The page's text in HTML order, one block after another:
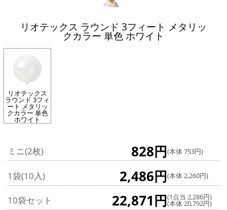
リオテックス ラウンド 3フィート メタリッ
クカラー 単色 ホワイト
リオテックス
ラウンド 3フィ
ート メタリッ
クカラー 単色
ホワイト
ミニ(2枚) 828円(本体 753円)
1袋(10入) 2,486円(本体 2,260円)
10袋セット 22,871円(1点当 2,286円)
(本体 20,792円)